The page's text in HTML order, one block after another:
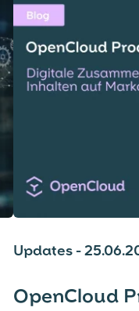
Updates -
OpenCloud